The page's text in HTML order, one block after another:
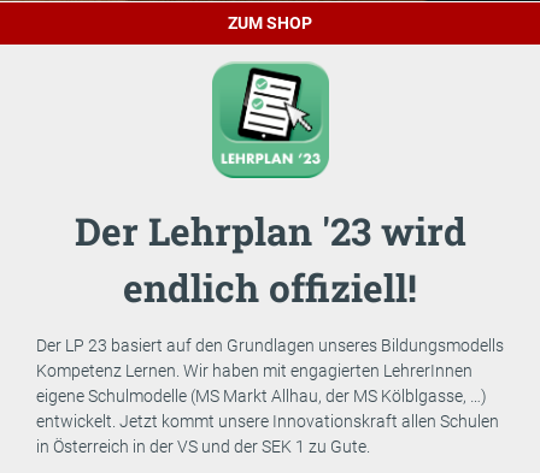
ZUM SHOP
Der Lehrplan '23 wird
endlich offiziell!
Der LP 23 basiert auf den Grundlagen unseres Bildungsmodells
Kompetenz Lernen. Wir haben mit engagierten LehrerInnen
eigene Schulmodelle (MS Markt Allhau, der MS Kölblgasse, …)
entwickelt. Jetzt kommt unsere Innovationskraft allen Schulen
in Österreich in der VS und der SEK 1 zu Gute.